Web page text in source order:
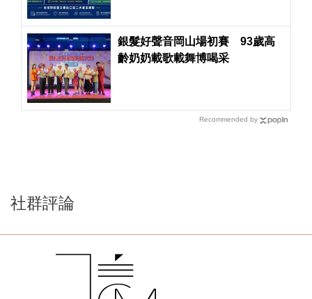
銀髮好聲音岡山場初賽 93歲高
齡奶奶載歌載舞博喝采
Recommended by
社群評論